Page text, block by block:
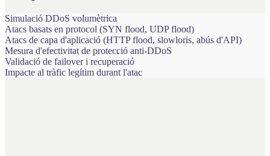
Simulació DDoS volumètrica
Atacs basats en protocol (SYN flood, UDP flood)
Atacs de capa d'aplicació (HTTP flood, slowloris, abús d'API)
Mesura d'efectivitat de protecció anti-DDoS
Validació de failover i recuperació
Impacte al tràfic legítim durant l'atac